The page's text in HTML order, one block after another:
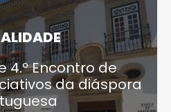
4.º Encontro de
da diáspora